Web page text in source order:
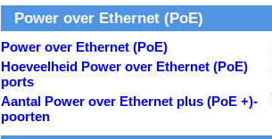
Power over Ethernet (PoE)
Power over Ethernet (PoE)
Hoeveelheid Power over Ethernet (PoE)
ports
Aantal Power over Ethernet plus (PoE +)-
poorten